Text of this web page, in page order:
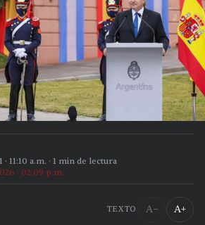
· 11:10 a.m. · 1 min de lectura
· 02:09 p.m.
TEXTO A− A+